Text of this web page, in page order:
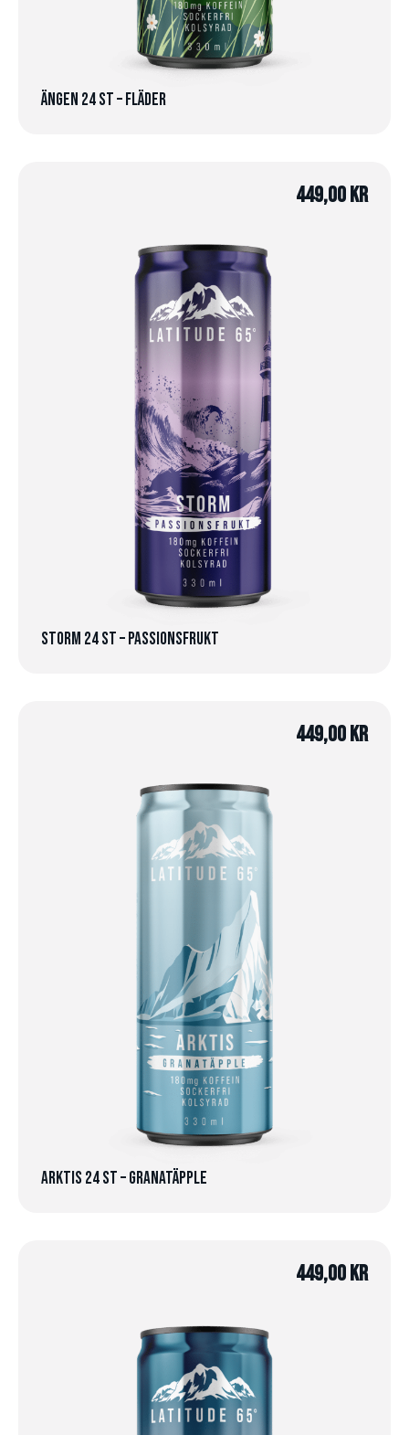
Ängen 24 st – Fläder
449,00kr
Storm 24 st – Passionsfrukt
449,00 kr
Arktis 24 st – Granatäpple
449,00kr